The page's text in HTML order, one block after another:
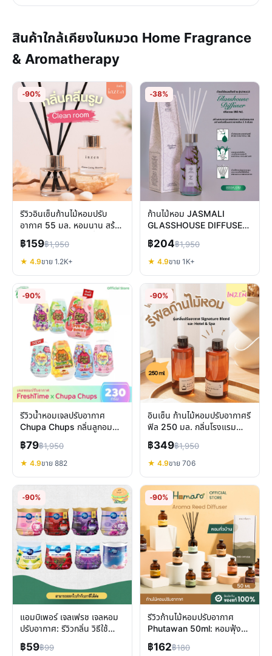
สินค้าใกล้เคียงในหมวด Home Fragrance
& Aromatherapy
-90%
รีวิวอินเซ็นก้านไม้หอมปรับ
อากาศ 55 มล. หอมนาน สร้าง
บรรยากาศ เลือกกลิ่นที่ใช่
฿159฿1,950
★ 4.9ขาย 1.2K+
-38%
ก้านไม้หอม JASMALI
GLASSHOUSE DIFFUSER
180ML รีวิว กลิ่นหอมติดทน
สร้างบรรยากาศ
฿204฿1,950
★ 4.9ขาย 1K+
-90%
รีวิวน้ำหอมเจลปรับอากาศ
Chupa Chups กลิ่นลูกอม
หอมนาน 6 สัปดาห์
฿79฿1,950
★ 4.9ขาย 882
-90%
อินเซ็น ก้านไม้หอมปรับอากาศรี
ฟิล 250 มล. กลิ่นโรงแรม
หอมละมุน คุ้มค่า ประหยัด
฿349฿1,950
★ 4.9ขาย 706
-90%
แอมบิเพอร์ เจลเฟรช เจลหอม
ปรับอากาศ: รีวิวกลิ่น วิธีใช้
ข้อดี-ข้อจำกัด
฿59฿99
-90%
รีวิวก้านไม้หอมปรับอากาศ
Phutawan 50ml: หอมฟุ้งทั่ว
ห้อง เป็นมิตรต่อสิ่งแวดล้อม
฿162฿180